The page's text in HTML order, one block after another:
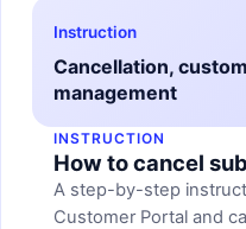
Instruction
Cancellation,
management
INSTRUCTION
How to cancel
A step-by-step
Customer Portal and